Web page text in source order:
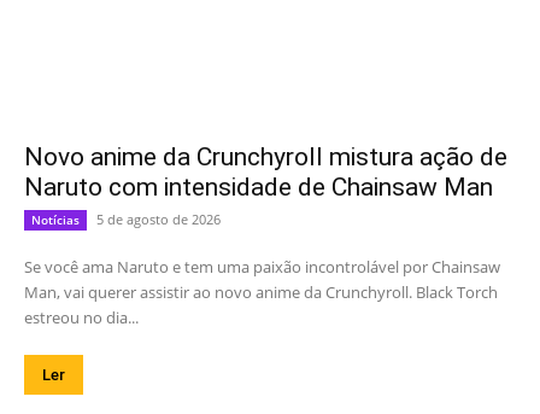
Novo anime da Crunchyroll mistura ação de
Naruto com intensidade de Chainsaw Man
Notícias 5 de agosto de 2026
Se você ama Naruto e tem uma paixão incontrolável por Chainsaw
Man, vai querer assistir ao novo anime da Crunchyroll. Black Torch
estreou no dia...
Ler